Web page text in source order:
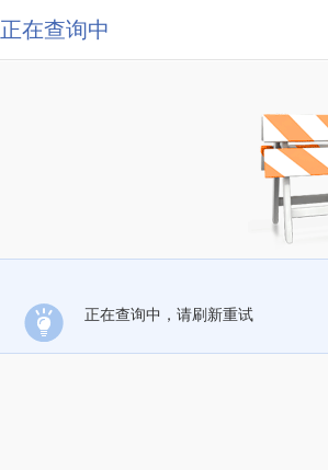
正在查询中
正在查询中，请刷新重试